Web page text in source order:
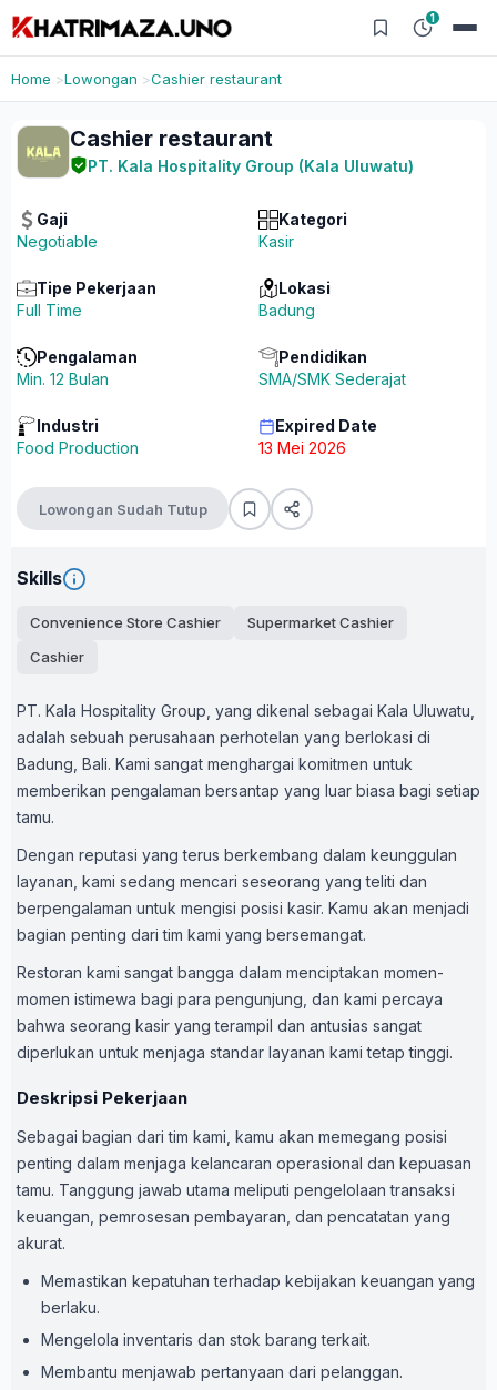
1
Home Lowongan Cashier restaurant
Cashier restaurant
PT. Kala Hospitality Group (Kala Uluwatu)
Gaji
Negotiable
Kategori
Kasir
Tipe Pekerjaan
Full Time
Lokasi
Badung
Pengalaman
Min. 12 Bulan
Pendidikan
SMA/SMK Sederajat
Industri
Food Production
Expired Date
13 Mei 2026
Lowongan Sudah Tutup
Skills
Convenience Store Cashier
Supermarket Cashier
Cashier
PT. Kala Hospitality Group, yang dikenal sebagai Kala Uluwatu,
adalah sebuah perusahaan perhotelan yang berlokasi di
Badung, Bali. Kami sangat menghargai komitmen untuk
memberikan pengalaman bersantap yang luar biasa bagi setiap
tamu.
Dengan reputasi yang terus berkembang dalam keunggulan
layanan, kami sedang mencari seseorang yang teliti dan
berpengalaman untuk mengisi posisi kasir. Kamu akan menjadi
bagian penting dari tim kami yang bersemangat.
Restoran kami sangat bangga dalam menciptakan momen-
momen istimewa bagi para pengunjung, dan kami percaya
bahwa seorang kasir yang terampil dan antusias sangat
diperlukan untuk menjaga standar layanan kami tetap tinggi.
Deskripsi Pekerjaan
Sebagai bagian dari tim kami, kamu akan memegang posisi
penting dalam menjaga kelancaran operasional dan kepuasan
tamu. Tanggung jawab utama meliputi pengelolaan transaksi
keuangan, pemrosesan pembayaran, dan pencatatan yang
akurat.
Memastikan kepatuhan terhadap kebijakan keuangan yang
berlaku.
Mengelola inventaris dan stok barang terkait.
Membantu menjawab pertanyaan dari pelanggan.